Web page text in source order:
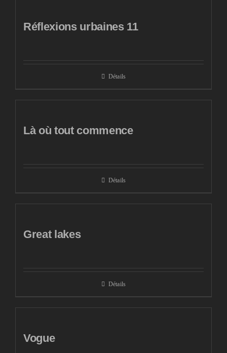
Réflexions urbaines 11
Détails
Là où tout commence
Détails
Great lakes
Détails
Vogue